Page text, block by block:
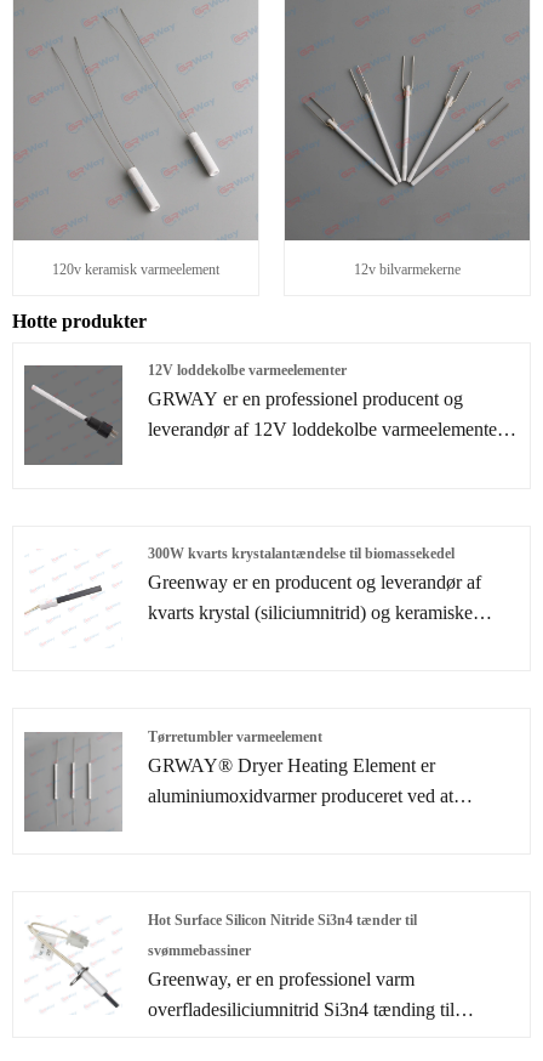
120v keramisk varmeelement 12v bilvarmekerne
Hotte produkter
12V loddekolbe varmeelementer
GRWAY er en professionel producent og
leverandør af 12V loddekolbe varmeelementer i
leverer vi også skræddersyede
varmeelementløsninger og -tjenester for at
imødekomme kundernes forskellige behov i
300W kvarts krystalantændelse til biomassekedel
Greenway er en producent og leverandør af
kvarts krystal (siliciumnitrid) og keramiske
levetid.
Tørretumbler varmeelement
GRWAY® Dryer Heating Element er
aluminiumoxidvarmer produceret ved at
varmeapparat give højere pålidelighed end
nogensinde før. Anvendelser omfatter
hovedsageligt brug som innovative typer
varmelegemer i bilindustrien, medicinindustrien
Hot Surface Silicon Nitride Si3n4 tænder til
svømmebassiner
Greenway, er en professionel varm
overfladesiliciumnitrid Si3n4 tænding til